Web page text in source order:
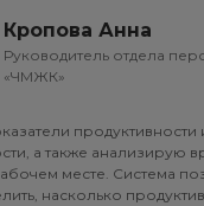
Кропова Анна
Руководитель отдела
«ЧМЖК»
продуктивности
а также анализирую
месте. Система
насколько